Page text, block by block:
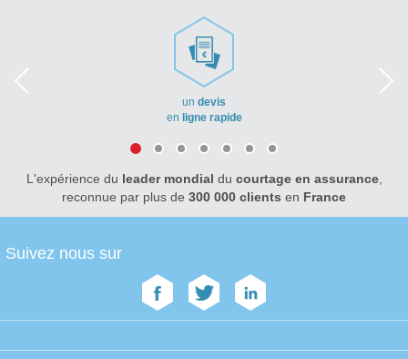
un devis
en ligne rapide
L'expérience du leader mondial du courtage en assurance,
reconnue par plus de 300 000 clients en France
Suivez nous sur